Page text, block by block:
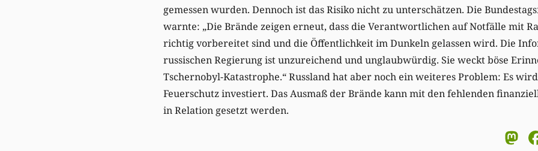
gemessen wurden. Dennoch ist das Risiko nicht zu unterschätzen. Die
warnte: „Die Brände zeigen erneut, dass die Verantwortlichen auf Notfälle mit
richtig vorbereitet sind und die Öffentlichkeit im Dunkeln gelassen wird. Die
russischen Regierung ist unzureichend und unglaubwürdig. Sie weckt böse
Tschernobyl-Katastrophe.“ Russland hat aber noch ein weiteres Problem: Es
Feuerschutz investiert. Das Ausmaß der Brände kann mit den fehlenden
in Relation gesetzt werden.